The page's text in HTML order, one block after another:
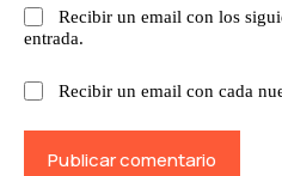
Recibir un email con los
entrada.
Recibir un email con cada
Publicar comentario